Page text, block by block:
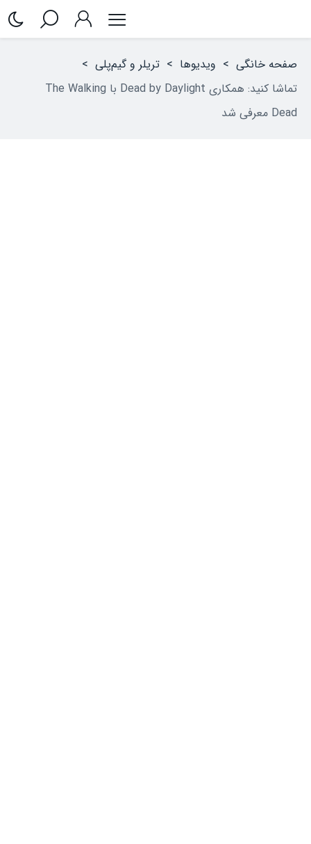
صفحه خانگی > ویدیوها > تریلر و گیم‌پلی >
تماشا کنید: همکاری Dead by Daylight با The Walking
Dead معرفی شد